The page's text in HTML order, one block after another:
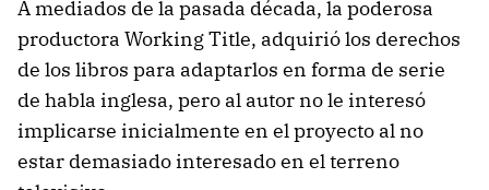
A mediados de la pasada década, la poderosa
productora Working Title, adquirió los derechos
de los libros para adaptarlos en forma de serie
de habla inglesa, pero al autor no le interesó
implicarse inicialmente en el proyecto al no
estar demasiado interesado en el terreno